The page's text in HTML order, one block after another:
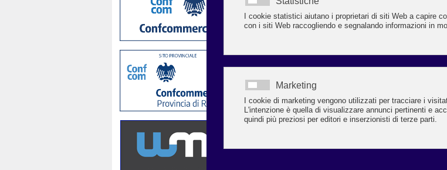
Terminato l’iter burocratico, sono stati
informazione turistica (questa la denominazione
indicazione del territorio in due punti strategici della
dell’intersezione con la diramazione per Ravenna
per Ravenna), l’altro in direzione sud al chilometro
diramazione per Ravenna (cioè da Faenza e la
I cartelli raffigurano Teodora e Dante con la scritta
mosaico, anteprima della nuova linea grafica adottata
del Comune di Ravenna e che verrà utilizzata